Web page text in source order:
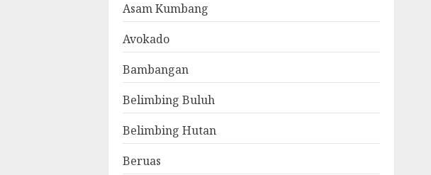
Asam Kumbang
Avokado
Bambangan
Belimbing Buluh
Belimbing Hutan
Beruas